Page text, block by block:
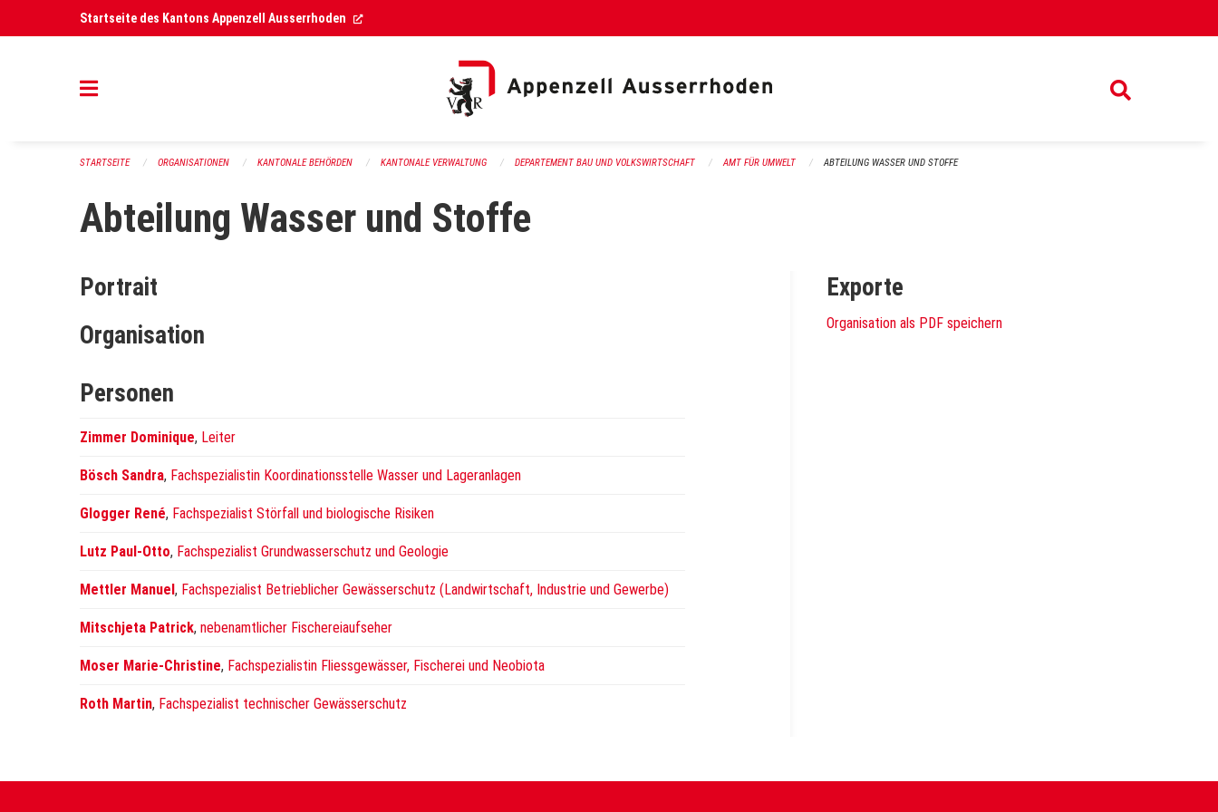
Navigation überspringenStartseite des Kantons Appenzell Ausserrhoden (External Link)
STARTSEITE ORGANISATIONEN KANTONALE BEHÖRDEN KANTONALE VERWALTUNG DEPARTEMENT BAU UND VOLKSWIRTSCHAFT AMT FÜR UMWELT ABTEILUNG WASSER UND STOFFE
Abteilung Wasser und Stoffe
Portrait
Organisation
Personen
Zimmer Dominique, Leiter
Bösch Sandra, Fachspezialistin Koordinationsstelle Wasser und Lageranlagen
Glogger René, Fachspezialist Störfall und biologische Risiken
Lutz Paul-Otto, Fachspezialist Grundwasserschutz und Geologie
Mettler Manuel , Fachspezialist Betrieblicher Gewässerschutz (Landwirtschaft, Industrie und Gewerbe)
Mitschjeta Patrick, nebenamtlicher Fischereiaufseher
Moser Marie-Christine, Fachspezialistin Fliessgewässer, Fischerei und Neobiota
Roth Martin, Fachspezialist technischer Gewässerschutz
Exporte
Organisation als PDF speichern